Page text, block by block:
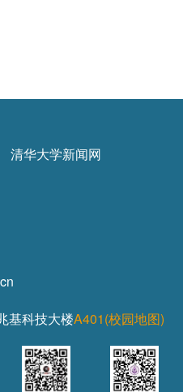
清华大学新闻网
基科技大楼A401(校园地图)